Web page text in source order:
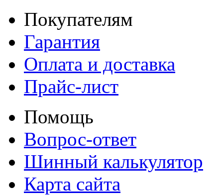
Покупателям
Гарантия
Оплата и доставка
Прайс-лист
Помощь
Вопрос-ответ
Шинный калькулятор
Карта сайта